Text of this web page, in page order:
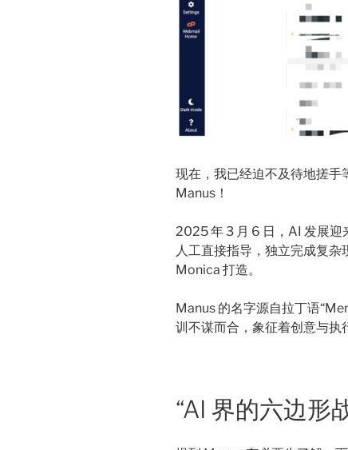
现在，我已经迫不及待地搓手
Manus！
2025 年 3 月 6 日，AI 发展
人工直接指导，独立完成复杂
Monica 打造。
Manus 的名字源自拉丁语
训不谋而合，象征着创意与执
“AI 界的六边形